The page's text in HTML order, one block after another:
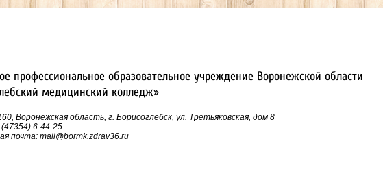
профессиональное образовательное учреждение Воронежской области
медицинский колледж»
Воронежская область, г. Борисоглебск, ул. Третьяковская, дом 8
6-44-25
почта: mail@bormk.zdrav36.ru